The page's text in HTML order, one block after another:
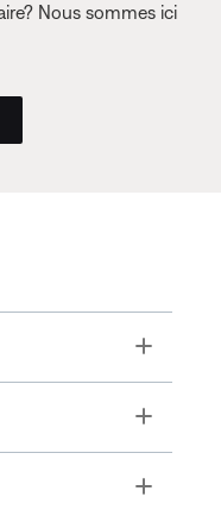
Nous sommes ici
Toggle
Toggle
Toggle